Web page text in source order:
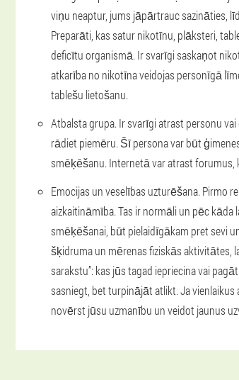
viņu neaptur, jums jāpārtrauc sazināties,
Preparāti, kas satur nikotīnu, plāksteri,
deficītu organismā. Ir svarīgi saskaņot
atkarība no nikotīna veidojas personīgā
tablešu lietošanu.
Atbalsta grupa. Ir svarīgi atrast personu
rādiet piemēru. Šī persona var būt
smēķēšanu. Internetā var atrast
Emocijas un veselības uzturēšana. Pirmo
aizkaitināmība. Tas ir normāli un pēc kāda
smēķēšanai, būt pielaidīgākam pret sevi
šķidruma un mērenas fiziskās aktivitātes,
sarakstu”: kas jūs tagad iepriecina vai
sasniegt, bet turpinājāt atlikt. Ja
novērst jūsu uzmanību un veidot jaunus